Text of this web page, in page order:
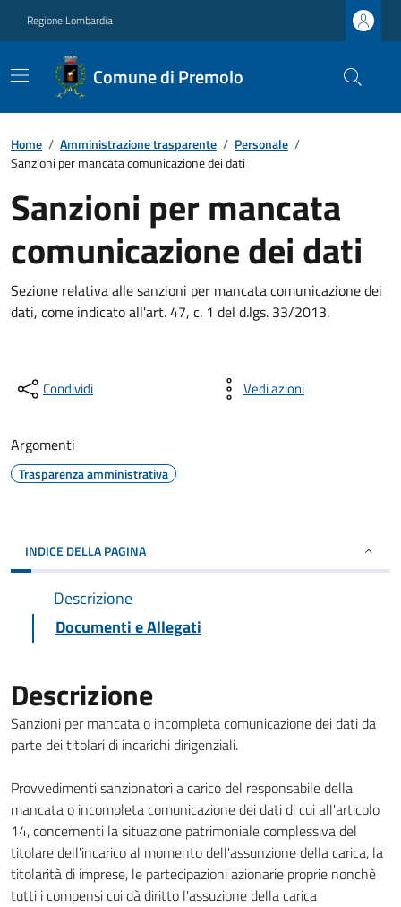
Regione Lombardia
Comune di Premolo
Home / Amministrazione trasparente / Personale /
Sanzioni per mancata comunicazione dei dati
Sanzioni per mancata
comunicazione dei dati
Sezione relativa alle sanzioni per mancata comunicazione dei
dati, come indicato all'art. 47, c. 1 del d.lgs. 33/2013.
Condividi Vedi azioni
Argomenti
Trasparenza amministrativa
INDICE DELLA PAGINA
Descrizione
Documenti e Allegati
Descrizione
Sanzioni per mancata o incompleta comunicazione dei dati da
parte dei titolari di incarichi dirigenziali.
Provvedimenti sanzionatori a carico del responsabile della
mancata o incompleta comunicazione dei dati di cui all'articolo
14, concernenti la situazione patrimoniale complessiva del
titolare dell'incarico al momento dell'assunzione della carica, la
titolarità di imprese, le partecipazioni azionarie proprie nonchè
tutti i compensi cui dà diritto l'assuzione della carica